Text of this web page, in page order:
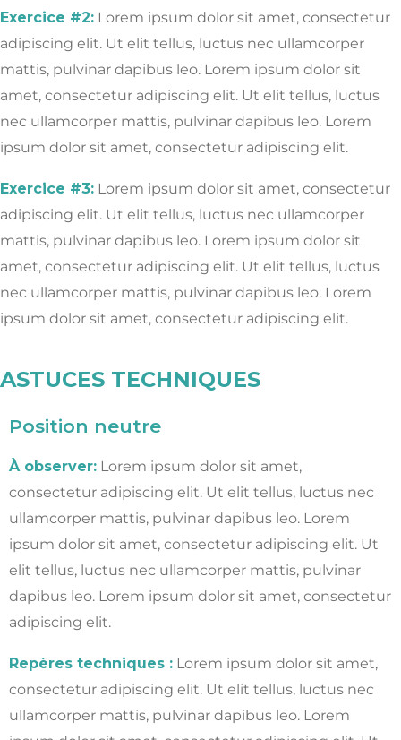
Exercice #2: Lorem ipsum dolor sit amet, consectetur
adipiscing elit. Ut elit tellus, luctus nec ullamcorper
mattis, pulvinar dapibus leo. Lorem ipsum dolor sit
amet, consectetur adipiscing elit. Ut elit tellus, luctus
nec ullamcorper mattis, pulvinar dapibus leo. Lorem
ipsum dolor sit amet, consectetur adipiscing elit.
Exercice #3: Lorem ipsum dolor sit amet, consectetur
adipiscing elit. Ut elit tellus, luctus nec ullamcorper
mattis, pulvinar dapibus leo. Lorem ipsum dolor sit
amet, consectetur adipiscing elit. Ut elit tellus, luctus
nec ullamcorper mattis, pulvinar dapibus leo. Lorem
ipsum dolor sit amet, consectetur adipiscing elit.
ASTUCES TECHNIQUES
Position neutre
À observer: Lorem ipsum dolor sit amet,
consectetur adipiscing elit. Ut elit tellus, luctus nec
ullamcorper mattis, pulvinar dapibus leo. Lorem
ipsum dolor sit amet, consectetur adipiscing elit. Ut
elit tellus, luctus nec ullamcorper mattis, pulvinar
dapibus leo. Lorem ipsum dolor sit amet, consectetur
adipiscing elit.
Repères techniques : Lorem ipsum dolor sit amet,
consectetur adipiscing elit. Ut elit tellus, luctus nec
ullamcorper mattis, pulvinar dapibus leo. Lorem